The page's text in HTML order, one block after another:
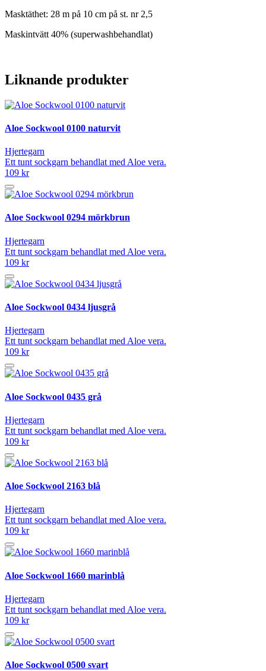
Masktäthet: 28 m på 10 cm på st. nr 2,5
Maskintvätt 40% (superwashbehandlat)
Liknande produkter
Aloe Sockwool 0100 naturvit
Hjertegarn
Ett tunt sockgarn behandlat med Aloe vera.
109 kr
Aloe Sockwool 0294 mörkbrun
Hjertegarn
Ett tunt sockgarn behandlat med Aloe vera.
109 kr
Aloe Sockwool 0434 ljusgrå
Hjertegarn
Ett tunt sockgarn behandlat med Aloe vera.
109 kr
Aloe Sockwool 0435 grå
Hjertegarn
Ett tunt sockgarn behandlat med Aloe vera.
109 kr
Aloe Sockwool 2163 blå
Hjertegarn
Ett tunt sockgarn behandlat med Aloe vera.
109 kr
Aloe Sockwool 1660 marinblå
Hjertegarn
Ett tunt sockgarn behandlat med Aloe vera.
109 kr
Aloe Sockwool 0500 svart